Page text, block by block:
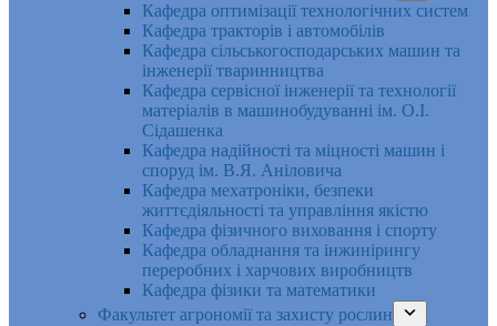
Кафедра оптимізації технологічних систем
Кафедра тракторів і автомобілів
Кафедра сільськогосподарських машин та
інженерії тваринництва
Кафедра cервісної інженерії та технології
матеріалів в машинобудуванні ім. О.І.
Сідашенка
Кафедра надійності та міцності машин і
споруд ім. В.Я. Аніловича
Кафедра мехатроніки, безпеки
життєдіяльності та управління якістю
Кафедра фізичного виховання і спорту
Кафедра обладнання та інжинірингу
переробних і харчових виробництв
Кафедра фізики та математики
Факультет агрономії та захисту рослин